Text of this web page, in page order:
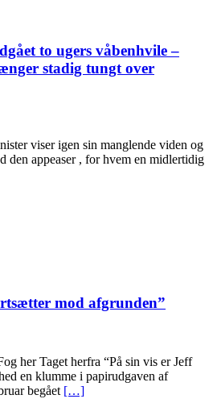
to ugers våbenhvile –
stadig tungt over
viser igen sin manglende viden og
appeaser , for hvem en midlertidig
mod afgrunden”
her Taget herfra “På sin vis er Jeff
en klumme i papirudgaven af
begået […]